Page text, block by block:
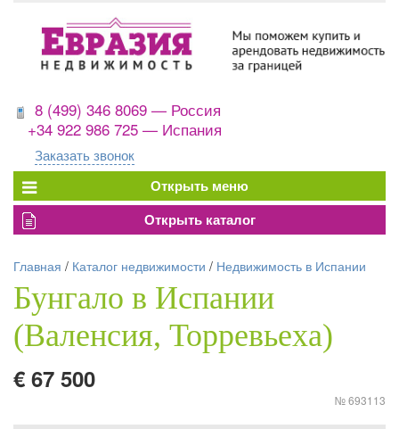
8 (499) 346 8069 — Россия
+34 922 986 725 — Испания
Заказать звонок
Главная / Каталог недвижимости / Недвижимость в Испании
Бунгало в Испании
(Валенсия, Торревьеха)
€ 67 500
№ 693113